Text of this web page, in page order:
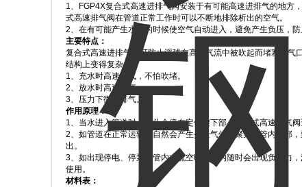
1、FGP4X复合式高速进排气阀安装于有可能高速进排气的地方
式高速排气阀在管道正常工作时可以不断地排除析出的空气。
2、在有可能产生水锤的时候使空气自动进入，避免产生负压，防
主要特点：
复合式高速进排气阀可防止浮球在高速气流中被吹起而堵塞排
结构上变得复杂。
1、充水时高速排气，不怕吹堵。
2、放水时高速吸气。
3、压力下微量排气。
作用原理：
1、当水进入管道时，塞头会停在定位架下部，复合式高速排气
2、如管道在正常运转时自然会产生少量气体会聚集到管内上部
出。
3、如出现停电、停泵，管内水流空时，管内随时会出现负压力
使用。
材料表：